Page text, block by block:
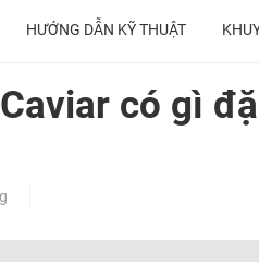
HƯỚNG DẪN KỸ THUẬT
có gì